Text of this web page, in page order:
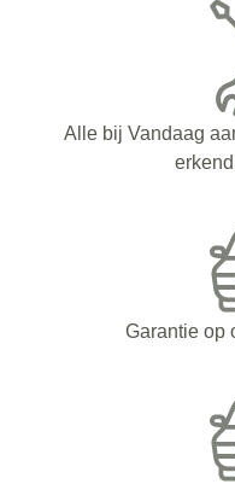
Alle bij Vandaag
Garantie op